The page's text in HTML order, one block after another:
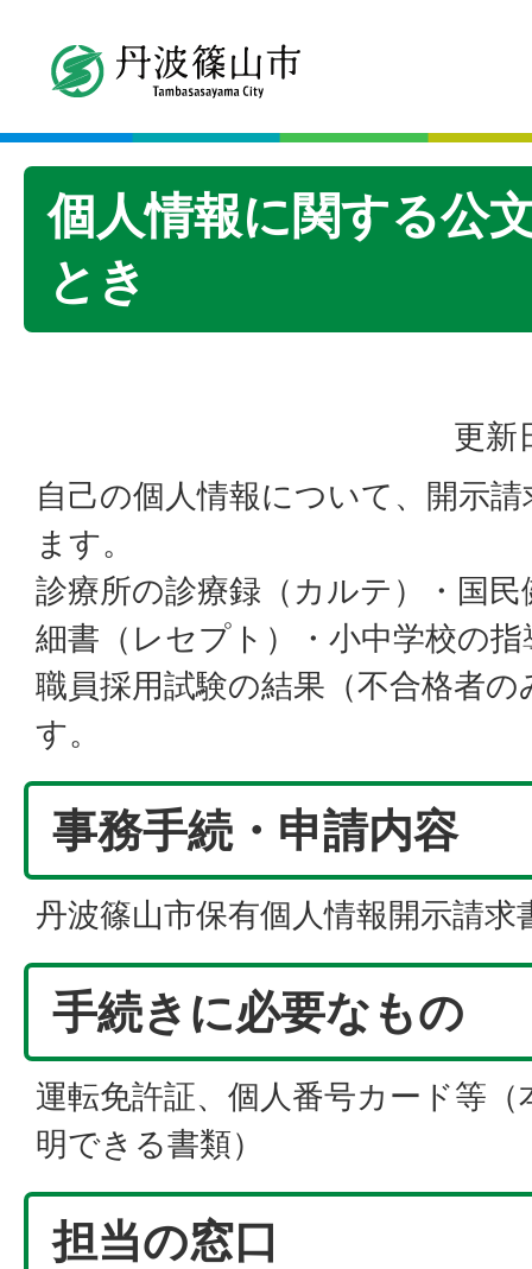
個人情報に関する公
とき
更新
自己の個人情報について、開示
ます。
診療所の診療録（カルテ）・国
細書（レセプト）・小中学校の
職員採用試験の結果（不合格者
す。
事務手続・申請内容
丹波篠山市保有個人情報開示請求
手続きに必要なもの
運転免許証、個人番号カード等
明できる書類）
担当の窓口